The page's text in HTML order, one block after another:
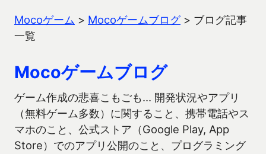
Mocoゲーム > Mocoゲームブログ> ブログ記事
一覧
Mocoゲームブログ
ゲーム作成の悲喜こもごも… 開発状況やアプリ
（無料ゲーム多数）に関すること、携帯電話やス
マホのこと、公式ストア（Google Play, App
Store）でのアプリ公開のこと、プログラミング